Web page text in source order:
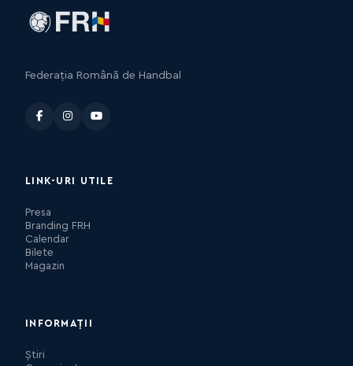
Federația Română de Handbal
LINK-URI UTILE
Presa
Branding FRH
Calendar
Bilete
Magazin
INFORMAȚII
Știri